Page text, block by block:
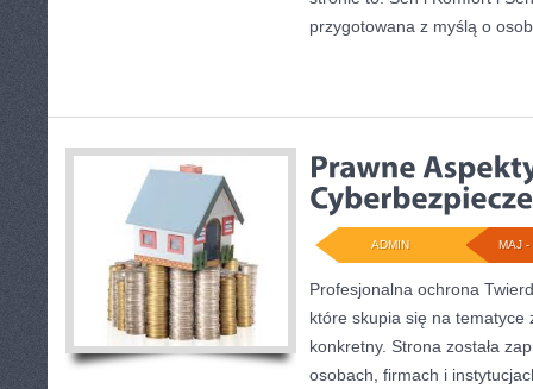
przygotowana z myślą o
MAJ -
ADMIN
Profesjonalna ochrona
które skupia się na tematyce
konkretny. Strona została
osobach, firmach i